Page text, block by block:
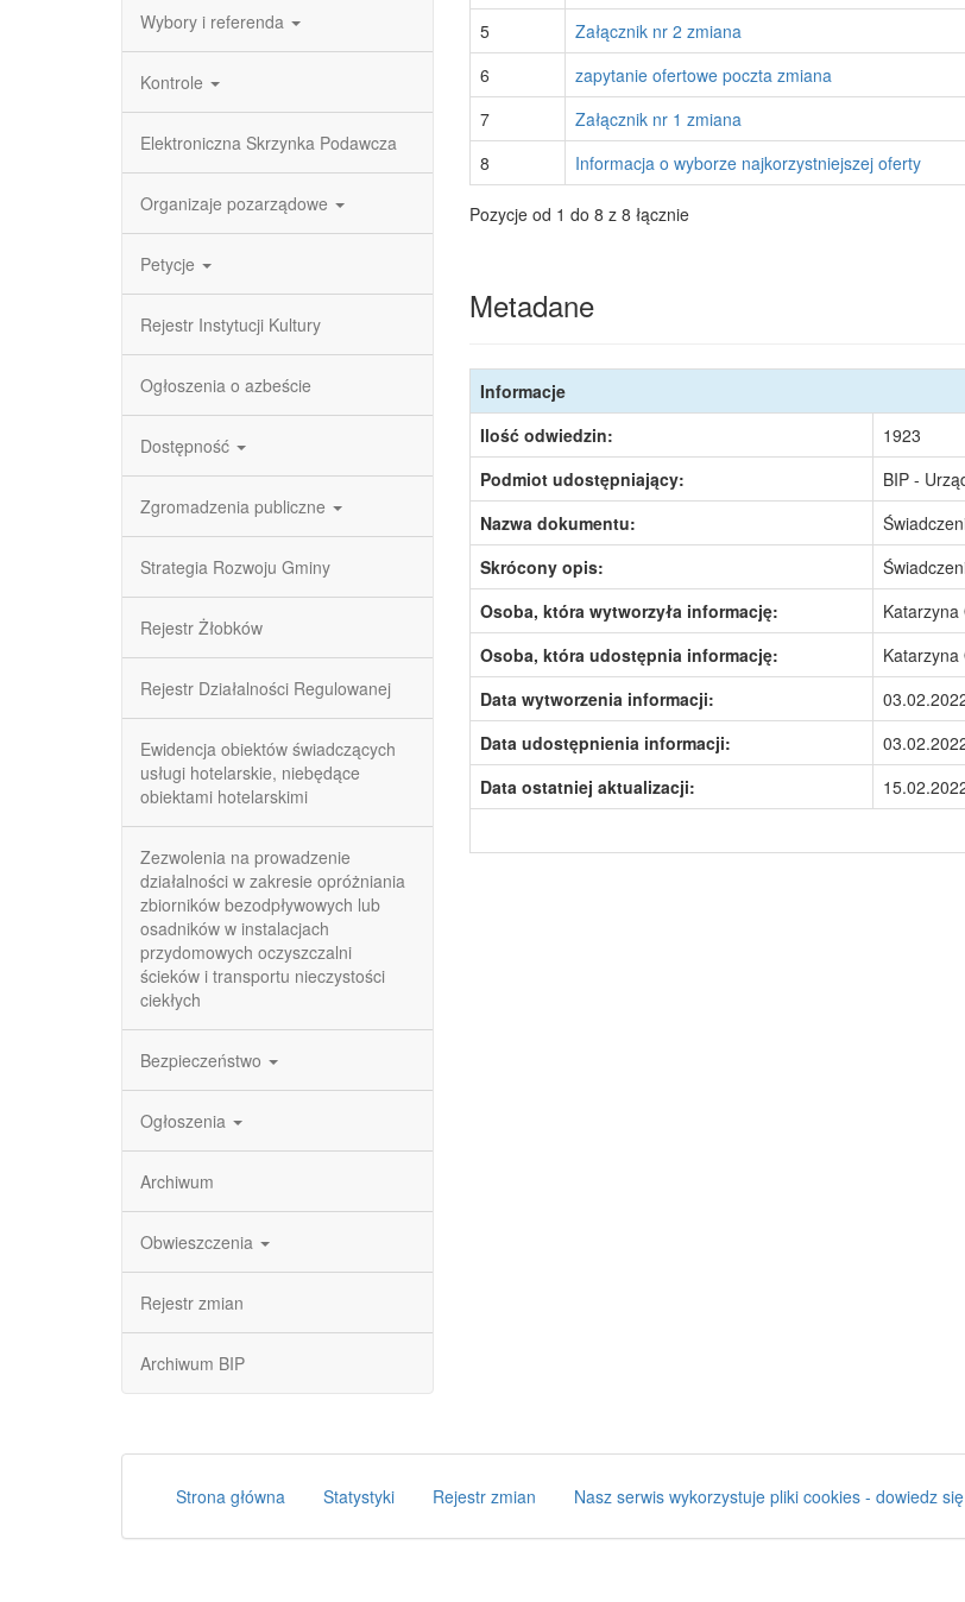
Wybory i referenda
Kontrole
Elektroniczna Skrzynka Podawcza
Organizaje pozarządowe
Petycje
Rejestr Instytucji Kultury
Ogłoszenia o azbeście
Dostępność
Zgromadzenia publiczne
Strategia Rozwoju Gminy
Rejestr Żłobków
Rejestr Działalności Regulowanej
Ewidencja obiektów świadczących
usługi hotelarskie, niebędące
obiektami hotelarskimi
Zezwolenia na prowadzenie
działalności w zakresie opróżniania
zbiorników bezodpływowych lub
osadników w instalacjach
przydomowych oczyszczalni
ścieków i transportu nieczystości
ciekłych
Bezpieczeństwo
Ogłoszenia
Archiwum
Obwieszczenia
Rejestr zmian
Archiwum BIP
5 Załącznik nr 2 zmiana
6 zapytanie ofertowe poczta zmiana
7 Załącznik nr 1 zmiana
8 Informacja o wyborze najkorzystniejszej oferty
Pozycje od 1 do 8 z 8 łącznie
Metadane
Informacje
Ilość odwiedzin:
1923
Podmiot udostępniający:
BIP -
Nazwa dokumentu:
Skrócony opis:
Osoba, która wytworzyła informację:
Katarzyna
Osoba, która udostępnia informację:
Katarzyna
Data wytworzenia informacji:
Data udostępnienia informacji:
Data ostatniej aktualizacji:
Strona główna Statystyki Rejestr zmian Nasz serwis wykorzystuje pliki cookies - dowiedz